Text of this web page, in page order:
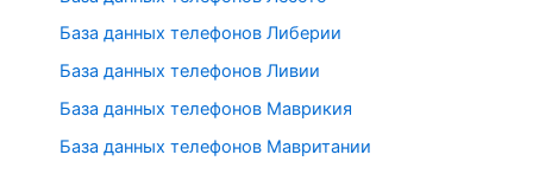
База данных телефонов Либерии
База данных телефонов Ливии
База данных телефонов Маврикия
База данных телефонов Мавритании